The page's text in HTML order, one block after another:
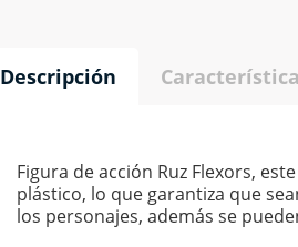
Descripción
Figura de acción Ruz Flexors,
plástico, lo que garantiza que
los personajes, además se